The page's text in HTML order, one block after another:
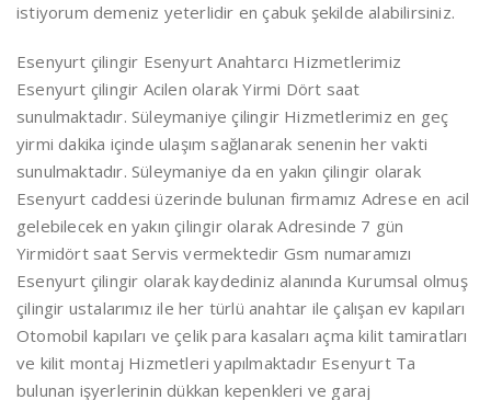
istiyorum demeniz yeterlidir en çabuk şekilde alabilirsiniz.
Esenyurt çilingir Esenyurt Anahtarcı Hizmetlerimiz
Esenyurt çilingir Acilen olarak Yirmi Dört saat
sunulmaktadır. Süleymaniye çilingir Hizmetlerimiz en geç
yirmi dakika içinde ulaşım sağlanarak senenin her vakti
sunulmaktadır. Süleymaniye da en yakın çilingir olarak
Esenyurt caddesi üzerinde bulunan firmamız Adrese en acil
gelebilecek en yakın çilingir olarak Adresinde 7 gün
Yirmidört saat Servis vermektedir Gsm numaramızı
Esenyurt çilingir olarak kaydediniz alanında Kurumsal olmuş
çilingir ustalarımız ile her türlü anahtar ile çalışan ev kapıları
Otomobil kapıları ve çelik para kasaları açma kilit tamiratları
ve kilit montaj Hizmetleri yapılmaktadır Esenyurt Ta
bulunan işyerlerinin dükkan kepenkleri ve garaj